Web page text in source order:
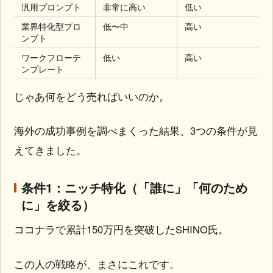
汎用プロンプト 非常に高い
低い
業界特化型プロ
ンプト
低〜中 高い
ワークフローテ
ンプレート
低い 高い
じゃあ何をどう売ればいいのか。
海外の成功事例を調べまくった結果、3つの条件が見
えてきました。
条件1：ニッチ特化（「誰に」「何のため
に」を絞る）
ココナラで累計150万円を突破したSHINO氏。
この人の戦略が、まさにこれです。